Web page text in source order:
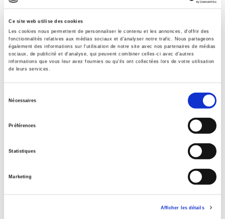
Ce site web utilise des cookies
Les cookies nous permettent de personnaliser le contenu et les annonces, d'offrir des
fonctionnalités relatives aux médias sociaux et d'analyser notre trafic. Nous partageons
également des informations sur l'utilisation de notre site avec nos partenaires de médias
sociaux, de publicité et d'analyse, qui peuvent combiner celles-ci avec d'autres
informations que vous leur avez fournies ou qu'ils ont collectées lors de votre utilisation
de leurs services.
Nécessaires
Préférences
Statistiques
Marketing
Afficher les détails
Spécifications
Éditeur
Béatrice Barbusse
Revue
ISSN
12959278
Langue